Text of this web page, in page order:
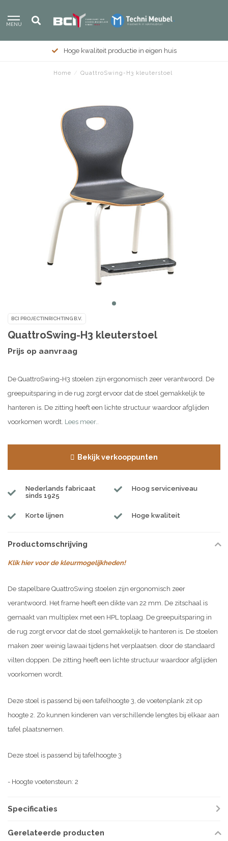
MENU
Hoge kwaliteit productie in eigen huis
Home / QuattroSwing-H3 kleuterstoel
BCI PROJECTINRICHTING B.V.
QuattroSwing-H3 kleuterstoel
Prijs op aanvraag
De QuattroSwing-H3 stoelen zijn ergonomisch zeer verantwoord. De
greepuitsparing in de rug zorgt ervoor dat de stoel gemakkelijk te
hanteren is. De zitting heeft een lichte structuur waardoor afglijden
voorkomen wordt. Lees meer..
Bekijk verkooppunten
Nederlands fabricaat
sinds 1925
Hoog serviceniveau
Korte lijnen Hoge kwaliteit
Productomschrijving
Klik hier voor de kleurmogelijkheden!
De stapelbare QuattroSwing stoelen zijn ergonomisch zeer
verantwoord. Het frame heeft een dikte van 22 mm. De zitschaal is
gemaakt van multiplex met een HPL toplaag. De greepuitsparing in
de rug zorgt ervoor dat de stoel gemakkelijk te hanteren is. De stoelen
maken zeer weinig lawaai tijdens het verplaatsen. door de standaard
vilten doppen. De zitting heeft een lichte structuur waardoor afglijden
voorkomen wordt.
Deze stoel is passend bij een tafelhoogte 3, de voetenplank zit op
hoogte 2. Zo kunnen kinderen van verschillende lengtes bij elkaar aan
tafel plaatsnemen.
Deze stoel is passend bij tafelhoogte 3
- Hoogte voetensteun: 2
Specificaties
Gerelateerde producten